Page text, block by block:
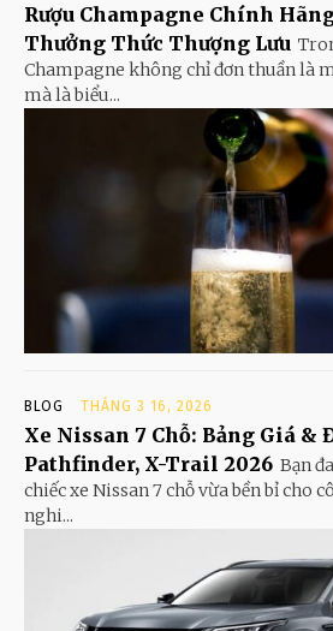
Rượu Champagne Chính
Thưởng Thức Thượng Lưu
Champagne không chỉ đơn thuần là
mà là biểu...
BLOG THÁNG 3 16, 2026
Xe Nissan 7 Chỗ: Bảng Giá &
Pathfinder, X-Trail 2026 Bạn
chiếc xe Nissan 7 chỗ vừa bền bỉ cho
nghi...